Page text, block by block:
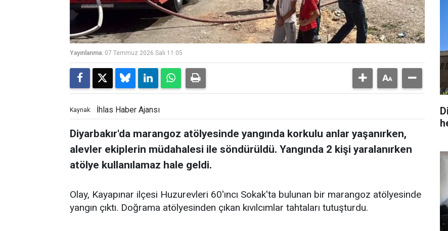
Yayınlanma: 07 Temmuz 2026 Salı 11:05
Kaynak: İhlas Haber Ajansı
Diyarbakır'da marangoz atölyesinde yangında korkulu anlar yaşanırken,
alevler ekiplerin müdahalesi ile söndürüldü. Yangında 2 kişi yaralanırken
atölye kullanılamaz hale geldi.
Olay, Kayapınar ilçesi Huzurevleri 60'ıncı Sokak'ta bulunan bir marangoz atölyesinde
yangın çıktı. Doğrama atölyesinden çıkan kıvılcımlar tahtaları tutuşturdu.